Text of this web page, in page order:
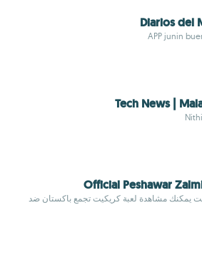
Diarios del
APP junin
Tech News |
Official Peshawar Zalmi
يمكنك مشاهدة لعبة كريكيت تجمع باكستان ضد